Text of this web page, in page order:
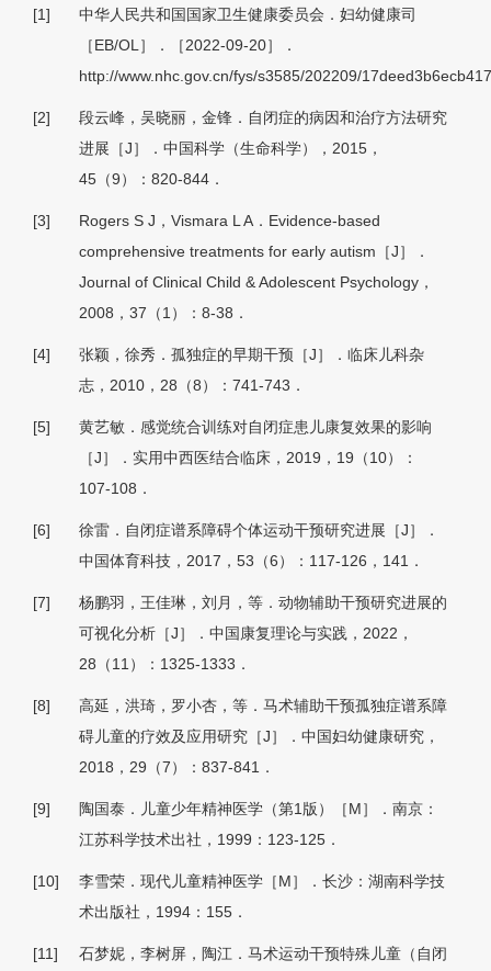
[1]
中华人民共和国国家卫生健康委员会．妇幼健康司
［EB/OL］．［2022-09-20］．
http://www.nhc.gov.cn/fys/s3585/202209/
[2]
段云峰，吴晓丽，金锋．自闭症的病因和治疗方法研究
进展［J］．中国科学（生命科学），2015，
45（9）：820-844．
[3]
Rogers S J，Vismara L A．Evidence-based
comprehensive treatments for early autism［J］．
Journal of Clinical Child & Adolescent Psychology，
2008，37（1）：8-38．
[4]
张颖，徐秀．孤独症的早期干预［J］．临床儿科杂
志，2010，28（8）：741-743．
[5]
黄艺敏．感觉统合训练对自闭症患儿康复效果的影响
［J］．实用中西医结合临床，2019，19（10）：
107-108．
[6]
徐雷．自闭症谱系障碍个体运动干预研究进展［J］．
中国体育科技，2017，53（6）：117-126，141．
[7]
杨鹏羽，王佳琳，刘月，等．动物辅助干预研究进展的
可视化分析［J］．中国康复理论与实践，2022，
28（11）：1325-1333．
[8]
高延，洪琦，罗小杏，等．马术辅助干预孤独症谱系障
碍儿童的疗效及应用研究［J］．中国妇幼健康研究，
2018，29（7）：837-841．
[9]
陶国泰．儿童少年精神医学（第1版）［M］．南京：
江苏科学技术出社，1999：123-125．
[10]
李雪荣．现代儿童精神医学［M］．长沙：湖南科学技
术出版社，1994：155．
[11]
石梦妮，李树屏，陶江．马术运动干预特殊儿童（自闭